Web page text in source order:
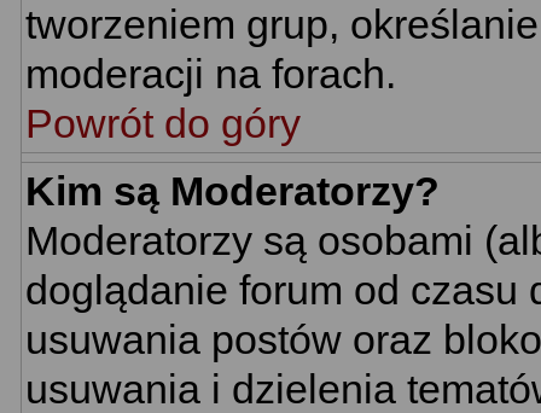
tworzeniem grup,
moderacji na forach.
Powrót do góry
Kim są Moderatorzy?
Moderatorzy są osobami
doglądanie forum od czasu
usuwania postów oraz
usuwania i dzielenia